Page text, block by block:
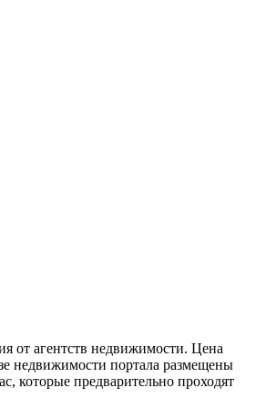
от агентств недвижимости. Цена
недвижимости портала размещены
которые предварительно проходят